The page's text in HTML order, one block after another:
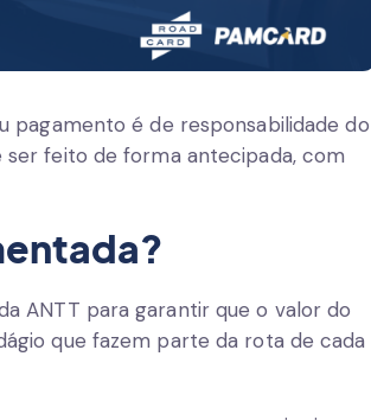
pagamento é de responsabilidade do
feito de forma antecipada, com
ANTT para garantir que o valor do
que fazem parte da rota de cada